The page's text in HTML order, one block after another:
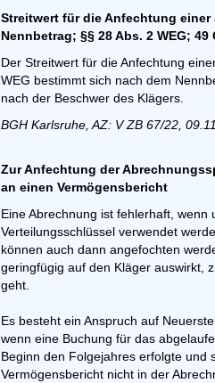
Streitwert für die Anfechtung
Nennbetrag; §§ 28 Abs. 2 WEG; 49
Der Streitwert für die Anfechtung
WEG bestimmt sich nach dem
nach der Beschwer des Klägers.
BGH Karlsruhe, AZ: V ZB 67/22,
Zur Anfechtung der
an einen Vermögensbericht
Eine Abrechnung ist fehlerhaft, wenn
Verteilungsschlüssel verwendet
können auch dann angefochten
geringfügig auf den Kläger auswirkt,
geht.
Es besteht ein Anspruch auf
wenn eine Buchung für das
Beginn den Folgejahres erfolgte und
Vermögensbericht nicht in der